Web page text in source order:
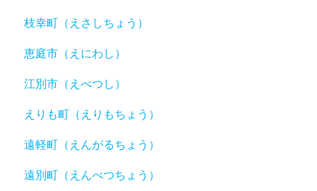
枝幸町（えさしちょう）
恵庭市（えにわし）
江別市（えべつし）
えりも町（えりもちょう）
遠軽町（えんがるちょう）
遠別町（えんべつちょう）